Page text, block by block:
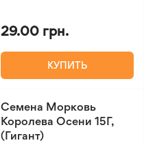
29.00 грн.
КУПИТЬ
Семена Морковь
Королева Осени 15Г,
(Гигант)